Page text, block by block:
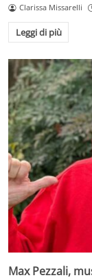
Clarissa Missarelli
Leggi di più
Max Pezzali,